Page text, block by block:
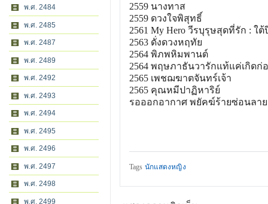
พ.ศ. 2484
พ.ศ. 2485
พ.ศ. 2487
พ.ศ. 2489
พ.ศ. 2492
พ.ศ. 2493
พ.ศ. 2494
พ.ศ. 2495
พ.ศ. 2496
พ.ศ. 2497
พ.ศ. 2498
พ.ศ. 2499
2559 นางทาส
2559 ดวงใจพิสุทธิ์
2561 My Hero วีรบุรุษสุดที่รัก : ใ
2563 ดั่งดวงหฤทัย
2564 พิภพหิมพานต์
2564 พฤษภาธันวารักแท้แค่เกิดก่
2565 เพชฌฆาตจันทร์เจ้า
2565 คุณหมีปาฏิหาริย์
รอออกอากาศ พยัคฆ์ร้ายซ่อนลาย
Tags นักแสดงหญิง